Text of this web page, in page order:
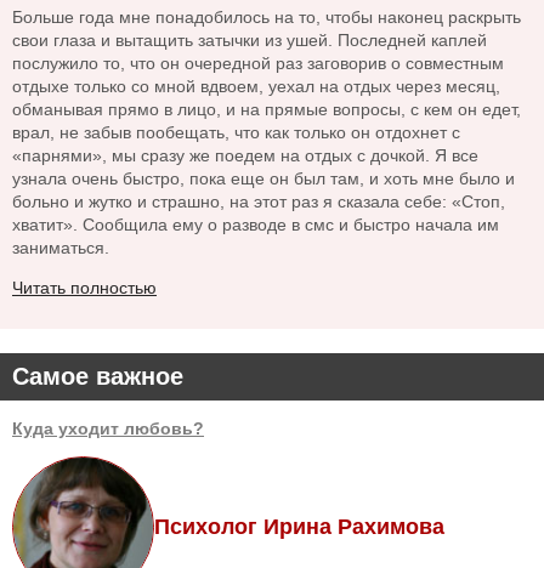
Самое важное
Куда уходит любовь?
Психолог Ирина Рахимова
Больше года мне понадобилось на то, чтобы наконец раскрыть
свои глаза и вытащить затычки из ушей. Последней каплей
послужило то, что он очередной раз заговорив о совместным
отдыхе только со мной вдвоем, уехал на отдых через месяц,
обманывая прямо в лицо, и на прямые вопросы, с кем он едет,
врал, не забыв пообещать, что как только он отдохнет с
«парнями», мы сразу же поедем на отдых с дочкой. Я все
узнала очень быстро, пока еще он был там, и хоть мне было и
больно и жутко и страшно, на этот раз я сказала себе: «Стоп,
хватит». Сообщила ему о разводе в смс и быстро начала им
заниматься.
Читать полностью